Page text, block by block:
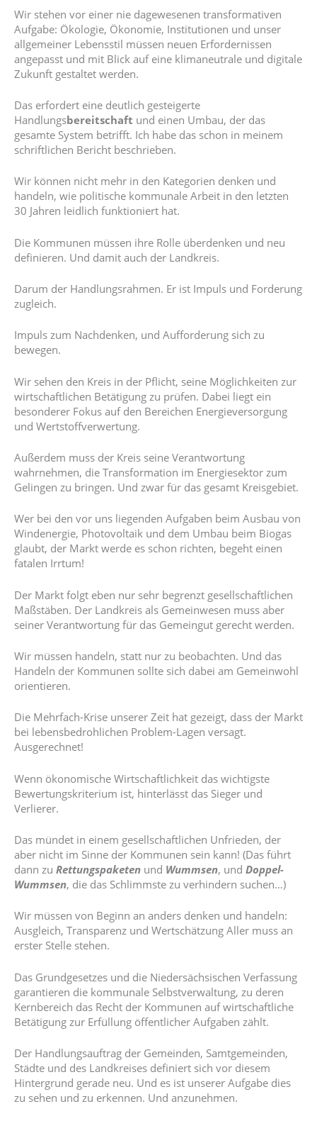
Wir stehen vor einer nie dagewesenen transformativen
Aufgabe: Ökologie, Ökonomie, Institutionen und unser
allgemeiner Lebensstil müssen neuen Erfordernissen
angepasst und mit Blick auf eine klimaneutrale und digitale
Zukunft gestaltet werden.
Das erfordert eine deutlich gesteigerte
Handlungsbereitschaft und einen Umbau, der das
gesamte System betrifft. Ich habe das schon in meinem
schriftlichen Bericht beschrieben.
Wir können nicht mehr in den Kategorien denken und
handeln, wie politische kommunale Arbeit in den letzten
30 Jahren leidlich funktioniert hat.
Die Kommunen müssen ihre Rolle überdenken und neu
definieren. Und damit auch der Landkreis.
Darum der Handlungsrahmen. Er ist Impuls und Forderung
zugleich.
Impuls zum Nachdenken, und Aufforderung sich zu
bewegen.
Wir sehen den Kreis in der Pflicht, seine Möglichkeiten zur
wirtschaftlichen Betätigung zu prüfen. Dabei liegt ein
besonderer Fokus auf den Bereichen Energieversorgung
und Wertstoffverwertung.
Außerdem muss der Kreis seine Verantwortung
wahrnehmen, die Transformation im Energiesektor zum
Gelingen zu bringen. Und zwar für das gesamt Kreisgebiet.
Wer bei den vor uns liegenden Aufgaben beim Ausbau von
Windenergie, Photovoltaik und dem Umbau beim Biogas
glaubt, der Markt werde es schon richten, begeht einen
fatalen Irrtum!
Der Markt folgt eben nur sehr begrenzt gesellschaftlichen
Maßstäben. Der Landkreis als Gemeinwesen muss aber
seiner Verantwortung für das Gemeingut gerecht werden.
Wir müssen handeln, statt nur zu beobachten. Und das
Handeln der Kommunen sollte sich dabei am Gemeinwohl
orientieren.
Die Mehrfach-Krise unserer Zeit hat gezeigt, dass der Markt
bei lebensbedrohlichen Problem-Lagen versagt.
Ausgerechnet!
Wenn ökonomische Wirtschaftlichkeit das wichtigste
Bewertungskriterium ist, hinterlässt das Sieger und
Verlierer.
Das mündet in einem gesellschaftlichen Unfrieden, der
aber nicht im Sinne der Kommunen sein kann! (Das führt
dann zu Rettungspaketen und Wummsen, und Doppel-
Wummsen, die das Schlimmste zu verhindern suchen…)
Wir müssen von Beginn an anders denken und handeln:
Ausgleich, Transparenz und Wertschätzung Aller muss an
erster Stelle stehen.
Das Grundgesetzes und die Niedersächsischen Verfassung
garantieren die kommunale Selbstverwaltung, zu deren
Kernbereich das Recht der Kommunen auf wirtschaftliche
Betätigung zur Erfüllung öffentlicher Aufgaben zählt.
Der Handlungsauftrag der Gemeinden, Samtgemeinden,
Städte und des Landkreises definiert sich vor diesem
Hintergrund gerade neu. Und es ist unserer Aufgabe dies
zu sehen und zu erkennen. Und anzunehmen.